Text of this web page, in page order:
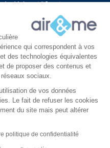
de déshumidification
ventilation,
tous nos produits
à air&me
qui correspondent à vos
des technologies équivalentes
de proposer des contenus et
sociaux.
de vos données
Le fait de refuser les cookies
du site mais peut altérer
politique de confidentialité